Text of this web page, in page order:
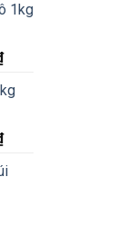
là:1kg
Giá
tại
65.000 ₫.
Giá
tại